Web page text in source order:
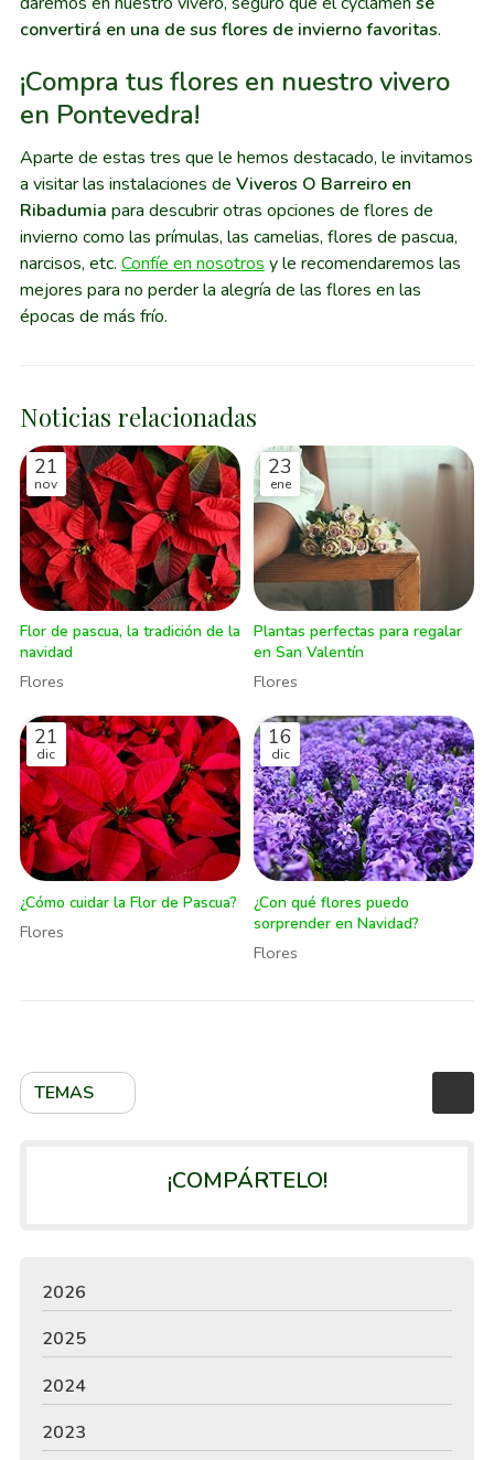
TEMAS
convertirá en una de sus flores de invierno favoritas.
¡Compra tus flores en nuestro vivero
en Pontevedra!
Aparte de estas tres que le hemos destacado, le invitamos
a visitar las instalaciones de Viveros O Barreiro en
Ribadumia para descubrir otras opciones de flores de
invierno como las prímulas, las camelias, flores de pascua,
narcisos, etc. Confíe en nosotros y le recomendaremos las
mejores para no perder la alegría de las flores en las
épocas de más frío.
Noticias relacionadas
21
nov
Flor de pascua, la tradición de la
navidad
Flores
23
ene
Plantas perfectas para regalar
en San Valentín
Flores
21
dic
¿Cómo cuidar la Flor de Pascua?
Flores
16
dic
¿Con qué flores puedo
sorprender en Navidad?
Flores
¡COMPÁRTELO!
2026
2025
2024
2023